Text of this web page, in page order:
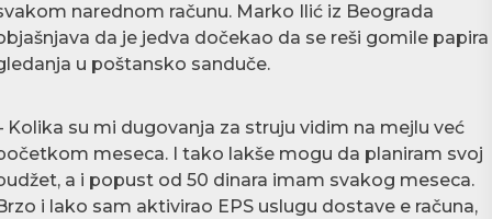
narednom računu. Marko Ilić iz Beograda
da je jedva dočekao da se reši gomile papira
u poštansko sanduče.
Kolika su mi dugovanja za struju vidim na mejlu već
meseca. I tako lakše mogu da planiram svoj
a i popust od 50 dinara imam svakog meseca.
i lako sam aktivirao EPS uslugu dostave e računa,